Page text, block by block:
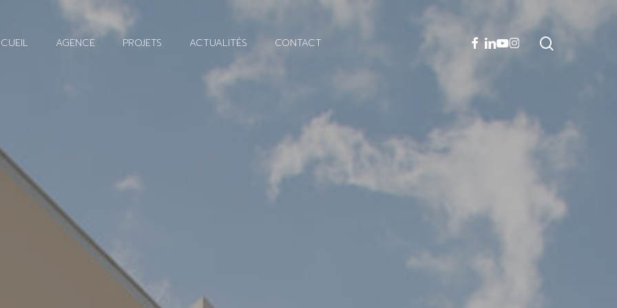
AGENCE PROJETS ACTUALITÉS CONTACT facebook
linkedin
youtube
instagram